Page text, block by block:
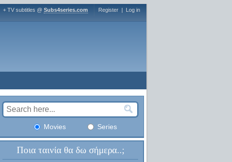
+ TV subtitles @ Subs4series.com Register | Log in
Movies Series
Ποια ταινία θα δω σήμερα..;